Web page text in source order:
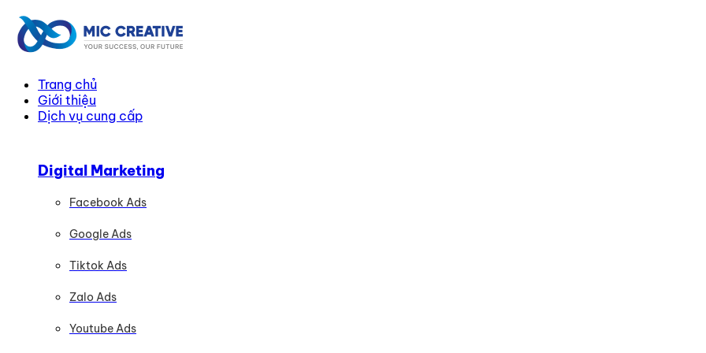
Trang chủ
Giới thiệu
Dịch vụ cung cấp
Digital Marketing
Facebook Ads
Google Ads
Tiktok Ads
Zalo Ads
Youtube Ads